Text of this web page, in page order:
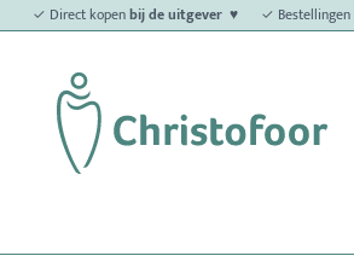
✓ Direct kopenbij de uitgever ♥ ✓